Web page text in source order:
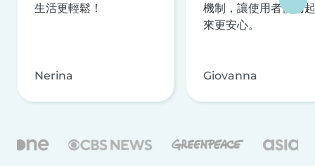
生活更輕鬆！
Nerina
機制，讓使用者使用起
來更安心。
Giovanna